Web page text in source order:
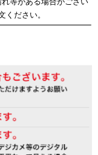
ください。